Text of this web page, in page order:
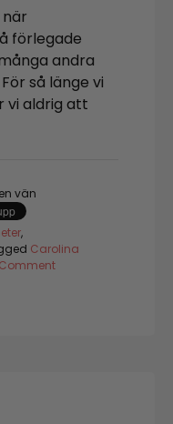
förlegade
andra
så länge vi
vi aldrig att
vän
,
Carolina
on